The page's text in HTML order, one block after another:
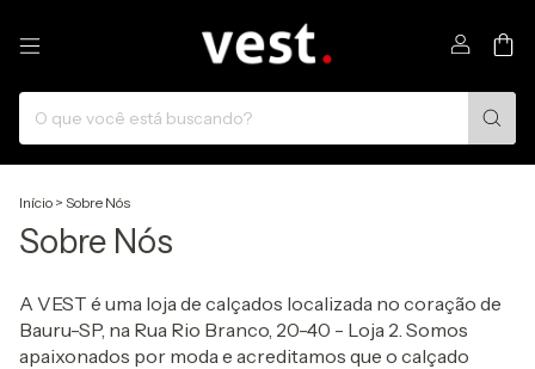
Início > Sobre Nós
Sobre Nós
A VEST é uma loja de calçados localizada no coração de
Bauru-SP, na Rua Rio Branco, 20-40 - Loja 2. Somos
apaixonados por moda e acreditamos que o calçado